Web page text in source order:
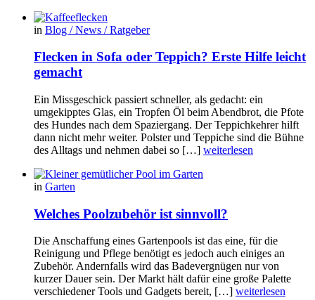
in Blog / News / Ratgeber
Flecken in Sofa oder Teppich? Erste Hilfe leicht
gemacht
Ein Missgeschick passiert schneller, als gedacht: ein
umgekipptes Glas, ein Tropfen Öl beim Abendbrot, die Pfote
des Hundes nach dem Spaziergang. Der Teppichkehrer hilft
dann nicht mehr weiter. Polster und Teppiche sind die Bühne
des Alltags und nehmen dabei so […] weiterlesen
in Garten
Welches Poolzubehör ist sinnvoll?
Die Anschaffung eines Gartenpools ist das eine, für die
Reinigung und Pflege benötigt es jedoch auch einiges an
Zubehör. Andernfalls wird das Badevergnügen nur von
kurzer Dauer sein. Der Markt hält dafür eine große Palette
verschiedener Tools und Gadgets bereit, […] weiterlesen